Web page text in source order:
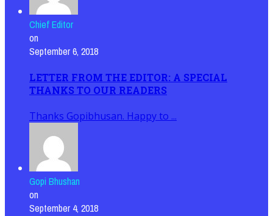
Chief Editor
on
September 6, 2018
LETTER FROM THE EDITOR: A SPECIAL
THANKS TO OUR READERS
Thanks Gopibhusan. Happy to ...
Gopi Bhushan
on
September 4, 2018